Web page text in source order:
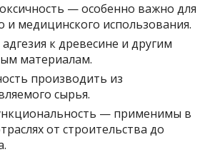
— особенно важно для
и медицинского использования.
к древесине и другим
материалам.
производить из
сырья.
— применимы в
от строительства до